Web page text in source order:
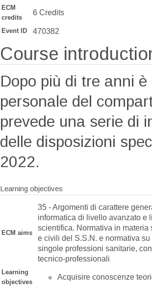
ECM
credits
6 Credits
Event ID 470382
Course
Dopo più di tre anni
personale del
prevede una serie di
delle disposizioni
2022.
Learning objectives
ECM aims
35 - Argomenti di carattere
informatica di livello avanzato e
scientifica. Normativa in
e civili del S.S.N. e normativa
singole professioni sanitarie,
tecnico-professionali
Learning
objectives
Acquisire conoscenze